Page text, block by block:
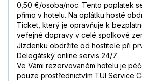
0,50 €/osoba/noc. Tento poplatek
přímo v hotelu. Na oplátku hosté
Ticket, který je opravňuje k
veřejné dopravy v celé spolkové
Jízdenku obdržíte od hostitele při
Delegátský online servis 24/7
Ve Vámi rezervovaném hotelu je
pouze prostřednictvím TUI Service